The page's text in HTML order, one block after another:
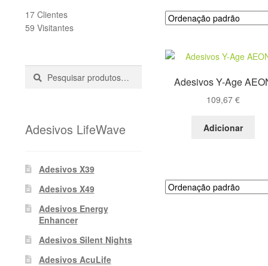
Adesivos Y-Age
109,67€
Adicionar
17 Clientes
59 Visitantes
Pesquisar
Pesquisa
Adesivos LifeWave
Adesivos X39
Adesivos X49
Adesivos Energy
Enhancer
Adesivos Silent Nights
Adesivos AcuLife